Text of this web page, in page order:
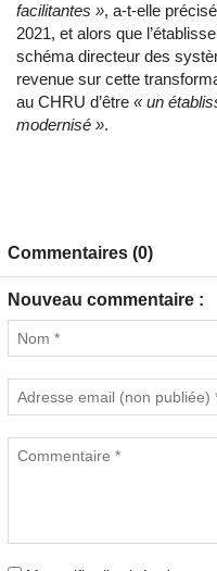
facilitantes », a-t-elle
2021, et alors que
schéma directeur des
revenue sur cette
au CHRU d’être « un
modernisé ».
Commentaires (0)
Nouveau commentaire :